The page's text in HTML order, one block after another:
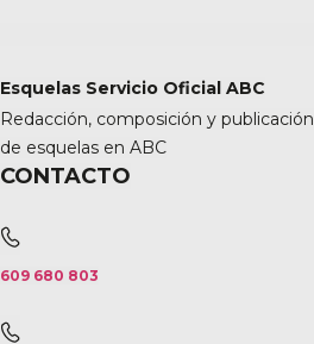
Esquelas Servicio Oficial ABC
Redacción, composición y publicación
de esquelas en ABC
CONTACTO
609 680 803